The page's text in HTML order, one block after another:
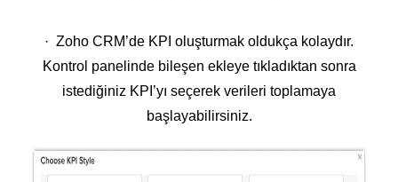
· Zoho CRM’de KPI oluşturmak oldukça kolaydır.
Kontrol panelinde bileşen ekleye tıkladıktan sonra
istediğiniz KPI’yı seçerek verileri toplamaya
başlayabilirsiniz.